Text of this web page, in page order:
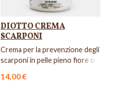
DIOTTO CREMA
SCARPONI
Crema per la prevenzione degli
scarponi in pelle pieno fiore o
14,00 €